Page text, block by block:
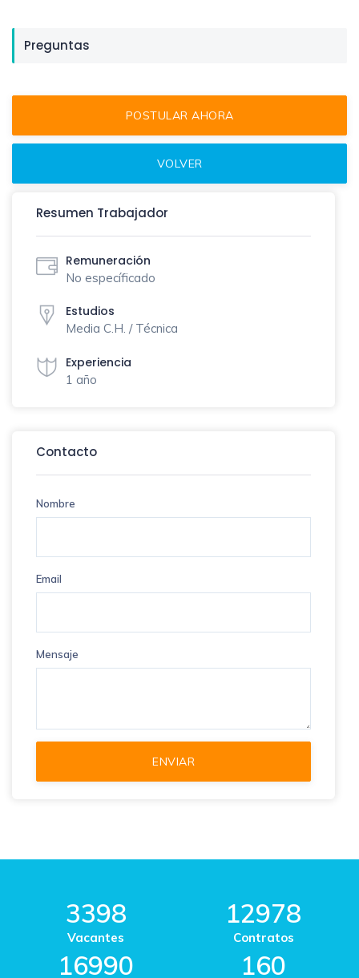
Preguntas
Resumen Trabajador
Remuneración
No específicado
Estudios
Media C.H. / Técnica
Experiencia
1 año
Contacto
Nombre
Email
Mensaje
3398
Vacantes
12978
Contratos
16990 160